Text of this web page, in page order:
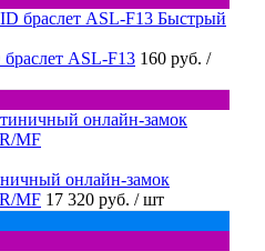
Быстрый
ASL-F13 160 руб. /
онлайн-замок
MF 17 320 руб. / шт